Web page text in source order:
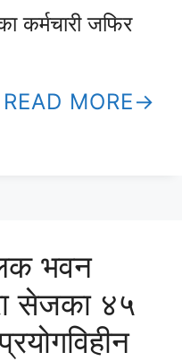
कर्मचारी जफिर
READ MORE
भवन
सेजका ४५